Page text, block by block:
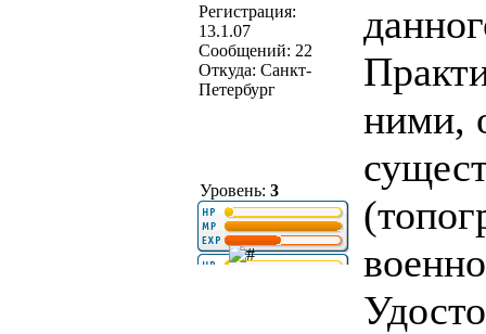
Регистрация:
13.1.07
Сообщений: 22
Откуда: Санкт-
Петербург
Уровень: 3
ними,